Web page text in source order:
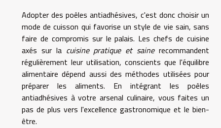
Adopter des poêles antiadhésives, c'est donc choisir un
mode de cuisson qui favorise un style de vie sain, sans
faire de compromis sur le palais. Les chefs de cuisine
axés sur la cuisine pratique et sainerecommandent
régulièrement leur utilisation, conscients que l'équilibre
alimentaire dépend aussi des méthodes utilisées pour
préparer les aliments. En intégrant les poêles
antiadhésives à votre arsenal culinaire, vous faites un
pas de plus vers l'excellence gastronomique et le bien-
être.